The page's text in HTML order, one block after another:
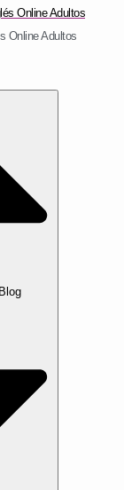
Online Adultos
Online Adultos